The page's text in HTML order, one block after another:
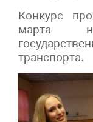
Конкурс
марта
транспорта.